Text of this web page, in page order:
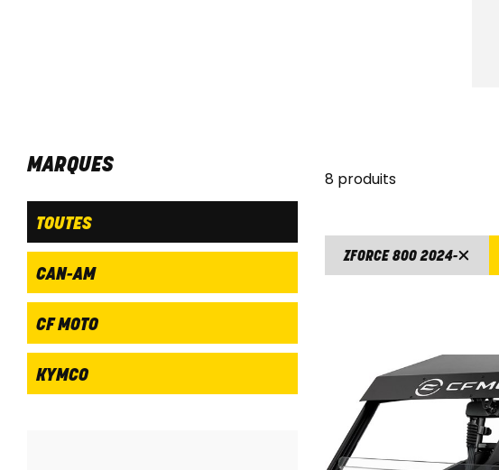
MARQUES
TOUTES
CAN-AM
CF MOTO
KYMCO
8 produits
ZFORCE 800 2024-